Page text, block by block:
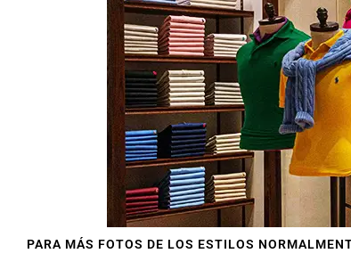
PARA MÁS FOTOS DE LOS ESTILOS